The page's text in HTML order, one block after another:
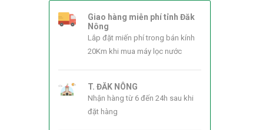
Giao hàng miễn phí tỉnh Đăk
Nông
Lắp đặt miến phí trong bán kính
20Km khi mua máy lọc nước
T. ĐĂK NÔNG
Nhận hàng từ 6 đến 24h sau khi
đặt hàng